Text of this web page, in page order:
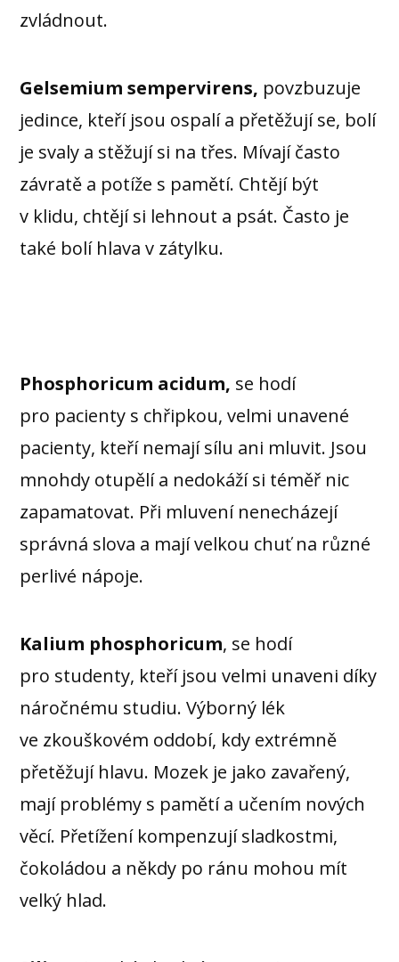
zvládnout.
Gelsemium sempervirens, povzbuzuje
jedince, kteří jsou ospalí a přetěžují se, bolí
je svaly a stěžují si na třes. Mívají často
závratě a potíže s pamětí. Chtějí být
v klidu, chtějí si lehnout a psát. Často je
také bolí hlava v zátylku.
Phosphoricum acidum, se hodí
pro pacienty s chřipkou, velmi unavené
pacienty, kteří nemají sílu ani mluvit. Jsou
mnohdy otupělí a nedokáží si téměř nic
zapamatovat. Při mluvení nenecházejí
správná slova a mají velkou chuť na různé
perlivé nápoje.
Kalium phosphoricum, se hodí
pro studenty, kteří jsou velmi unaveni díky
náročnému studiu. Výborný lék
ve zkouškovém oddobí, kdy extrémně
přetěžují hlavu. Mozek je jako zavařený,
mají problémy s pamětí a učením nových
věcí. Přetížení kompenzují sladkostmi,
čokoládou a někdy po ránu mohou mít
velký hlad.